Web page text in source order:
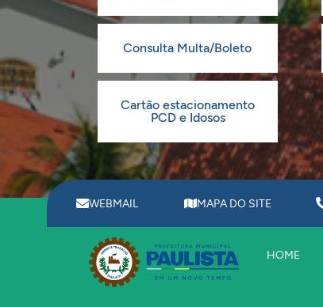
Consulta Multa/Boleto
Cartão estacionamento
PCD e Idosos
WEBMAIL MAPA DO SITE
HOME